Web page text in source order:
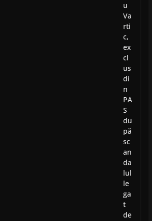
u
Va
rti
c,
ex
cl
us
di
n
PA
S
du
pă
sc
an
da
lul
le
ga
t
de